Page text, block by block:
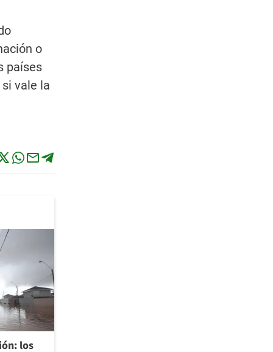
o
países
vale la
los